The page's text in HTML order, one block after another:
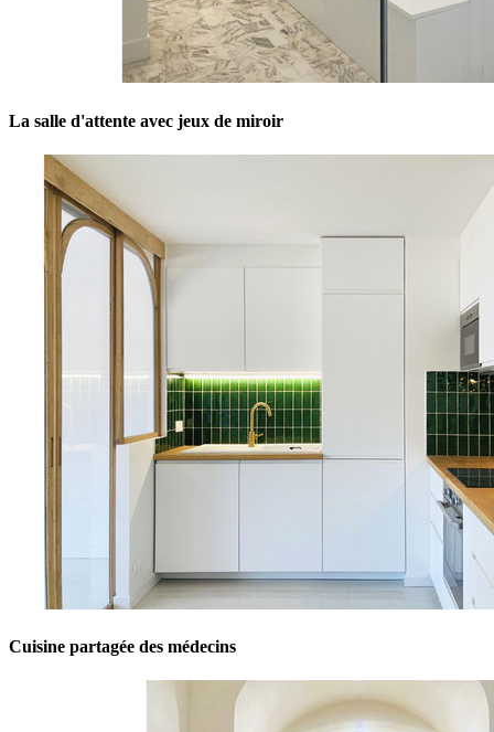
La salle d'attente avec jeux de miroir
Cuisine partagée des médecins